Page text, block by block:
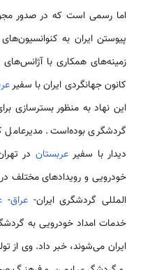
اما رسمی است که در صدور
پیوستن ایران به
زمینه‌های همکاری با
کانون جهانگردی ایران با سفیر
این نهاد به منظور بسترسازی
گردشگری بوده‌است. مدیرعامل
دیدار با سفیرعربستان در
خودرویی و رویدادهای مختلف در
المللی گردشگری ایران- عراق-
خدمات امداد خودرویی به
ایران می‌شوند، خبر داد. وی از